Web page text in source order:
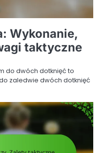
Wykonanie,
taktyczne
do dwóch dotknięć to
zaledwie dwóch dotknięć